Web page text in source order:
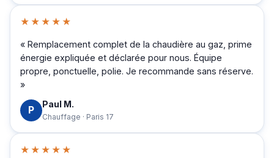
★★★★★
« Remplacement complet de la chaudière au gaz, prime
énergie expliquée et déclarée pour nous. Équipe
propre, ponctuelle, polie. Je recommande sans réserve.
»
P Paul M.
Chauffage · Paris 17
★★★★★